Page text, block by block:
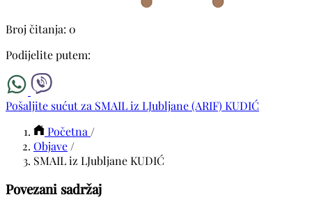
Broj čitanja: 0
Podijelite putem:
Pošaljite sućut za SMAIL iz LJubljane (ARIF) KUDIĆ
Početna /
Objave /
SMAIL iz LJubljane KUDIĆ
Povezani sadržaj